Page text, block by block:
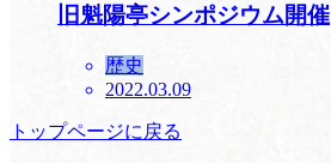
旧魁陽亭シンポジウム開催
歴史
2022.03.09
トップページに戻る